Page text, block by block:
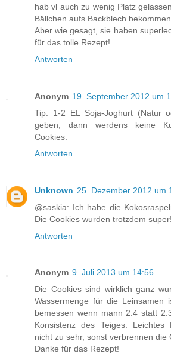
hab vl auch zu wenig Platz
Bällchen aufs Backblech bekommen
Aber wie gesagt, sie haben
für das tolle Rezept!
Antworten
Anonym 19. September 2012 um
Tip: 1-2 EL Soja-Joghurt (Natur
geben, dann werdens keine
Cookies.
Antworten
Unknown 25. Dezember 2012 um
@saskia: Ich habe die
Die Cookies wurden trotzdem
Antworten
Anonym 9. Juli 2013 um 14:56
Die Cookies sind wirklich ganz
Wassermenge für die Leinsamen
bemessen wenn mann 2:4 statt
Konsistenz des Teiges. Leichtes
nicht zu sehr, sonst verbrennen die
Danke für das Rezept!